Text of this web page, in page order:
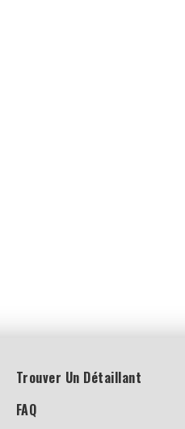
Trouver Un Détaillant
FAQ